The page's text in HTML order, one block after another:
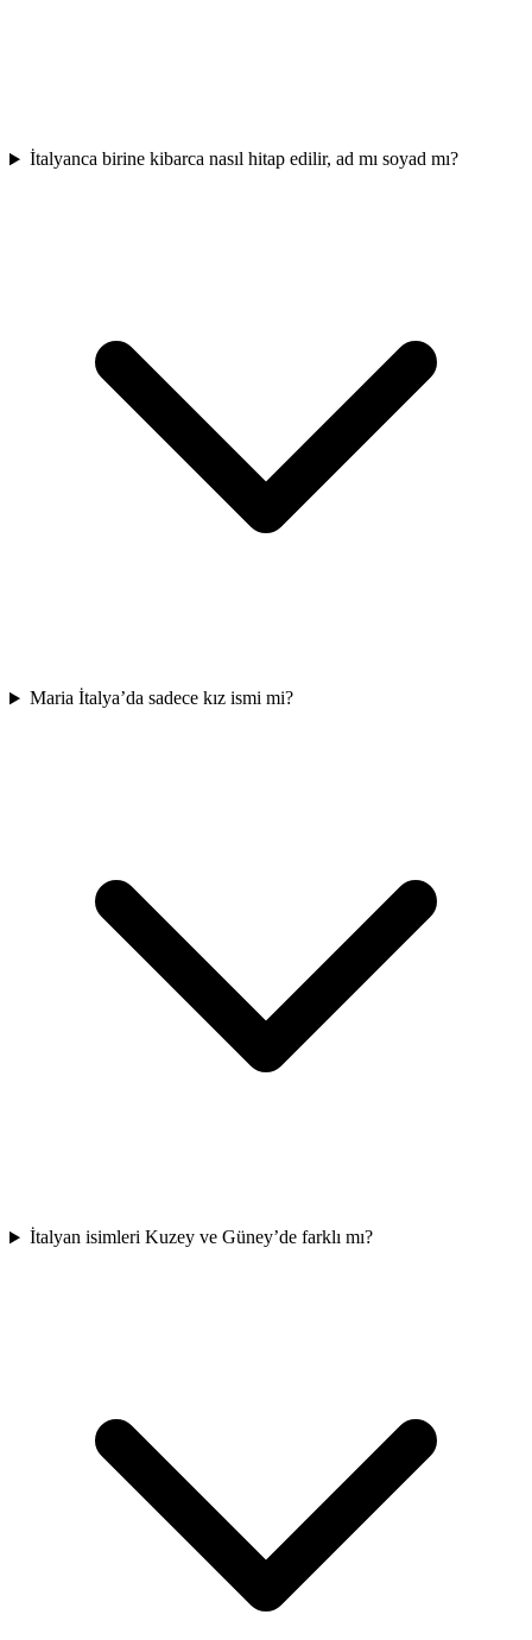
İtalyanca birine kibarca nasıl hitap edilir, ad mı soyad mı?
Maria İtalya’da sadece kız ismi mi?
İtalyan isimleri Kuzey ve Güney’de farklı mı?